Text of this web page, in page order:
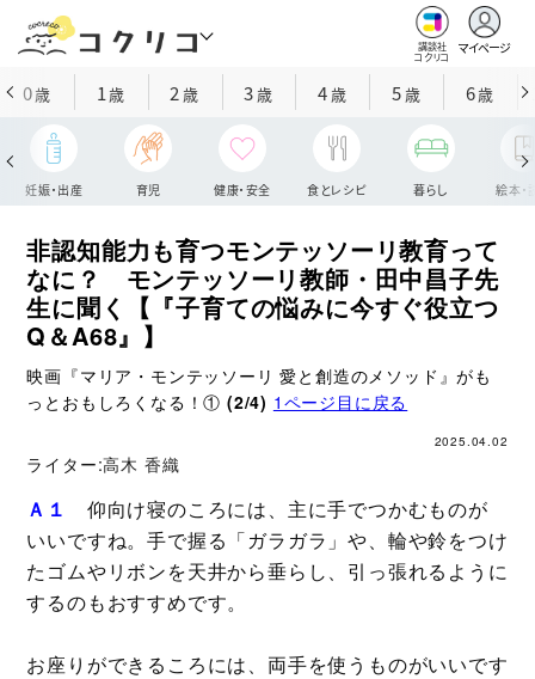
講談社
コクリコ
マイページ
0歳 1歳 2 歳 3歳 4歳 5歳 6歳
妊娠・出産 育児 健康・安全 食とレシピ 暮らし 絵本・
非認知能力も育つモンテッソーリ教育って
なに？ モンテッソーリ教師・田中昌子先
生に聞く【『子育ての悩みに今すぐ役立つ
Q＆A68』】
映画『マリア・モンテッソーリ 愛と創造のメソッド』がも
っとおもしろくなる！①(2/4) 1ページ目に戻る
2025.04.02
ライター:高木 香織
Ａ１
仰向け寝のころには、主に手でつかむものが
いいですね。手で握る「ガラガラ」や、輪や鈴をつけ
たゴムやリボンを天井から垂らし、引っ張れるように
するのもおすすめです。
お座りができるころには、両手を使うものがいいです